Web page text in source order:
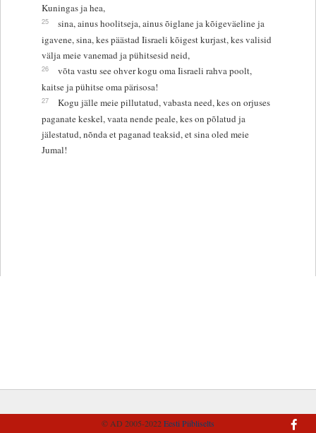
Kuningas ja hea,
25
sina, ainus hoolitseja, ainus õiglane ja kõigeväeline ja
igavene, sina, kes päästad Iisraeli kõigest kurjast, kes valisid
välja meie vanemad ja pühitsesid neid,
26
võta vastu see ohver kogu oma Iisraeli rahva poolt,
kaitse ja pühitse oma pärisosa!
27
Kogu jälle meie pillutatud, vabasta need, kes on orjuses
paganate keskel, vaata nende peale, kes on põlatud ja
jälestatud, nõnda et paganad teaksid, et sina oled meie
Jumal!
© AD 2005-2022Eesti Piibliselts